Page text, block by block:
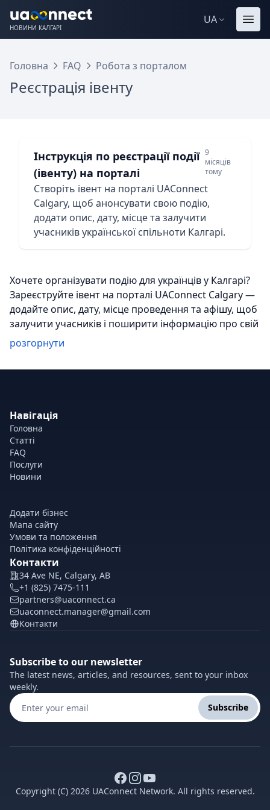
НОВИНИ КАЛГАРІ
UA
Головна FAQ Робота з порталом
Реєстрація івенту
Інструкція по реєстрації події
(івенту) на порталі
9
місяців
тому
Створіть івент на порталі UAConnect
Calgary, щоб анонсувати свою подію,
додати опис, дату, місце та залучити
учасників української спільноти Калгарі.
Хочете організувати подію для українців у Калгарі?
Зареєструйте івент на порталі UAConnect Calgary —
додайте опис, дату, місце проведення та афішу, щоб
залучити учасників і поширити інформацію про свій
захід.
розгорнути
Навігація
Головна
Статті
FAQ
Послуги
Новини
Додати бізнес
Мапа сайту
Умови та положення
Політика конфіденційності
Контакти
34 Ave NE, Calgary, AB
+1 (825) 7475-111
partners@uaconnect.ca
uaconnect.manager@gmail.com
Контакти
Subscribe to our newsletter
The latest news, articles, and resources, sent to your inbox
weekly.
Subscribe
Copyright (C) 2026 UAConnect Network. All rights reserved.